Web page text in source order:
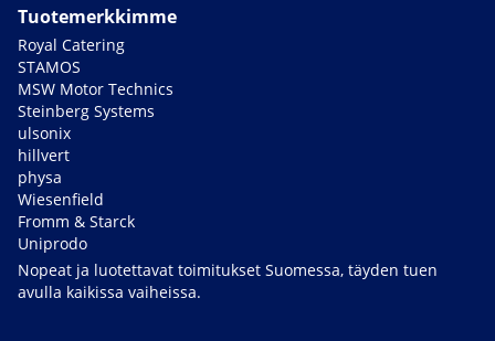
Tuotemerkkimme
Royal Catering
STAMOS
MSW Motor Technics
Steinberg Systems
ulsonix
hillvert
physa
Wiesenfield
Fromm & Starck
Uniprodo
Nopeat ja luotettavat toimitukset Suomessa, täyden tuen
avulla kaikissa vaiheissa.